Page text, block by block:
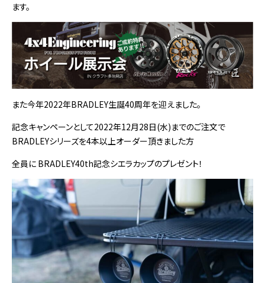
ます。
また今年2022年BRADLEY生誕40周年を迎えました。
記念キャンペーンとして2022年12月28日(水)までのご注文で
BRADLEYシリーズを4本以上オーダー頂きました方
全員に BRADLEY40th記念シエラカップのプレゼント！